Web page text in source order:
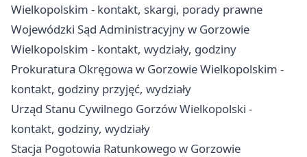
Wielkopolskim - kontakt, skargi, porady prawne
Wojewódzki Sąd Administracyjny w Gorzowie
Wielkopolskim - kontakt, wydziały, godziny
Prokuratura Okręgowa w Gorzowie Wielkopolskim -
kontakt, godziny przyjęć, wydziały
Urząd Stanu Cywilnego Gorzów Wielkopolski -
kontakt, godziny, wydziały
Stacja Pogotowia Ratunkowego w Gorzowie